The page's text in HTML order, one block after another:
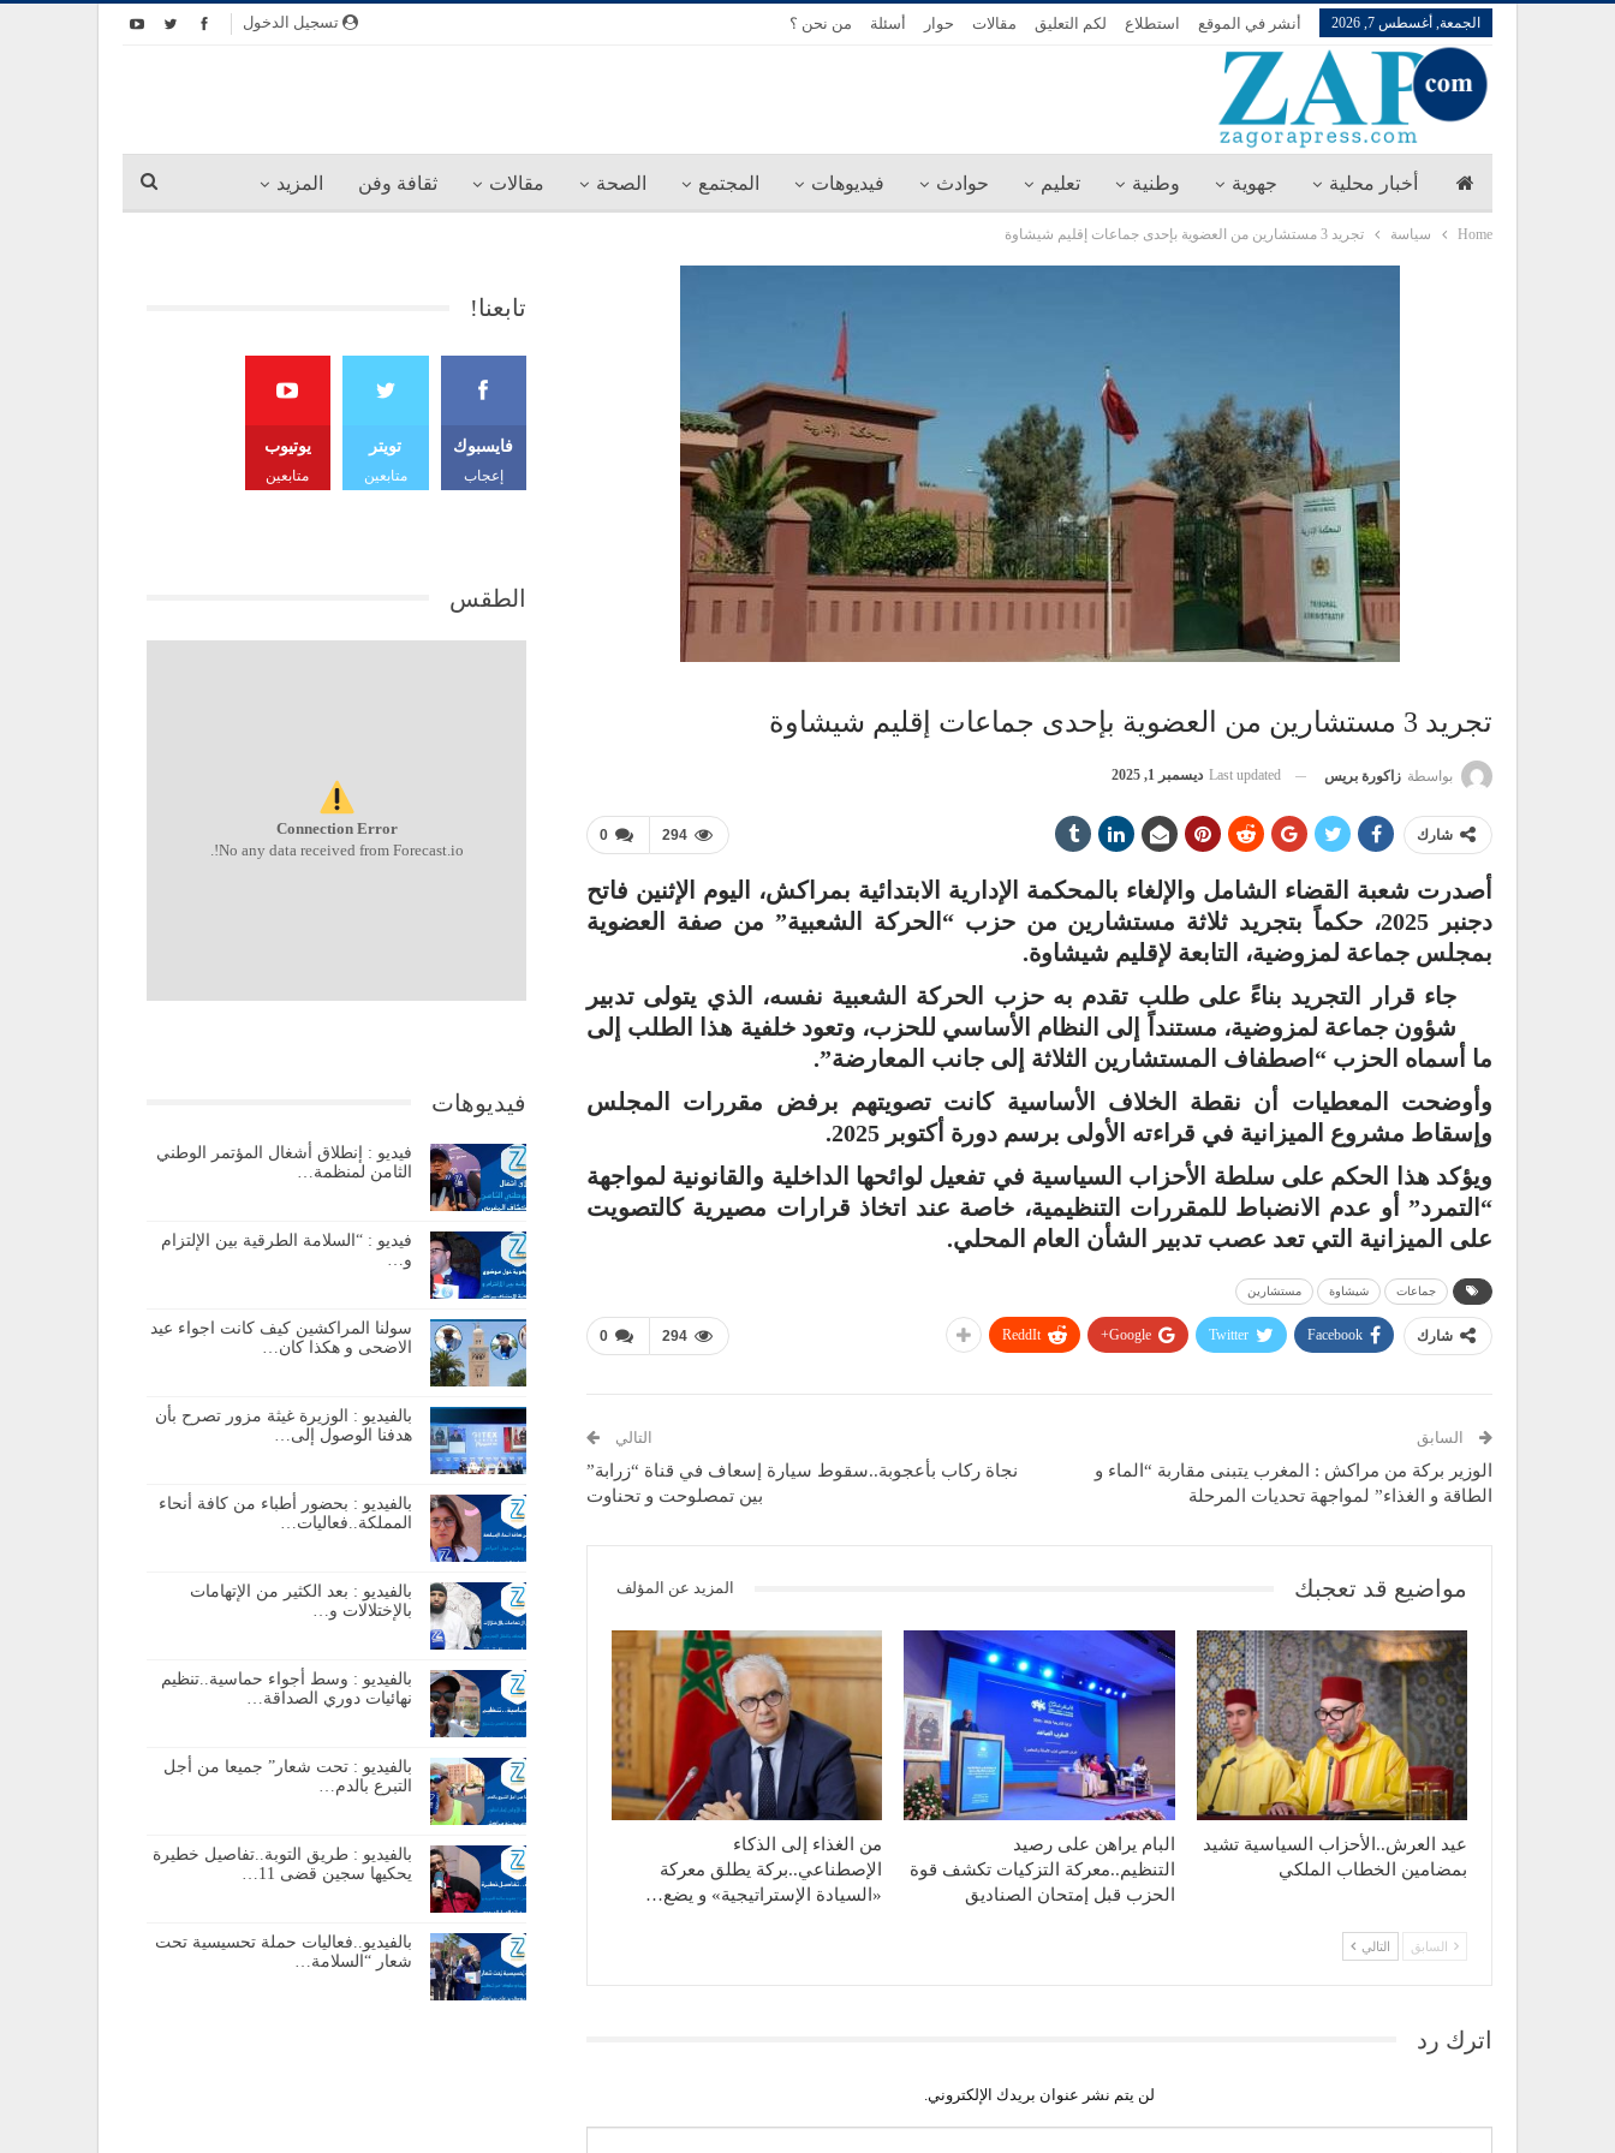
تسجيل الدخول الجمعة, أغسطس 7, 2026 أنشر في الموقع استطلاع لكم التعليق مقالات حوار أسئلة من نحن ؟
أخبار محلية جهوية وطنية تعليم حوادث فيديوهات المجتمع الصحة مقالات ثقافة وفن المزيد
Home سياسة تجريد 3 مستشارين من العضوية بإحدى جماعات إقليم شيشاوة
تجريد 3 مستشارين من العضوية بإحدى جماعات إقليم شيشاوة
بواسطة زاكورة بريس Last updated ديسمبر 1, 2025
0 294 شارك
أصدرت شعبة القضاء الشامل والإلغاء بالمحكمة الإدارية الابتدائية بمراكش، اليوم الإثنين فاتح
دجنبر 2025، حكماً بتجريد ثلاثة مستشارين من حزب “الحركة الشعبية” من صفة العضوية
بمجلس جماعة لمزوضية، التابعة لإقليم شيشاوة.
جاء قرار التجريد بناءً على طلب تقدم به حزب الحركة الشعبية نفسه، الذي يتولى تدبير
شؤون جماعة لمزوضية، مستنداً إلى النظام الأساسي للحزب، وتعود خلفية هذا الطلب إلى
ما أسماه الحزب “اصطفاف المستشارين الثلاثة إلى جانب المعارضة”.
وأوضحت المعطيات أن نقطة الخلاف الأساسية كانت تصويتهم برفض مقررات المجلس
وإسقاط مشروع الميزانية في قراءته الأولى برسم دورة أكتوبر 2025.
ويؤكد هذا الحكم على سلطة الأحزاب السياسية في تفعيل لوائحها الداخلية والقانونية لمواجهة
“التمرد” أو عدم الانضباط للمقررات التنظيمية، خاصة عند اتخاذ قرارات مصيرية كالتصويت
على الميزانية التي تعد عصب تدبير الشأن العام المحلي.
جماعات شيشاوة مستشارين
0 294 شارك Facebook
Twitter
Google+
ReddIt
السابق
الوزير بركة من مراكش : المغرب يتبنى مقاربة “الماء و
الطاقة و الغذاء” لمواجهة تحديات المرحلة
التالي
نجاة ركاب بأعجوبة..سقوط سيارة إسعاف في قناة “زرابة”
بين تمصلوحت و تحناوت
مواضيع قد تعجبك المزيد عن المؤلف
عيد العرش..الأحزاب السياسية تشيد
بمضامين الخطاب الملكي
البام يراهن على رصيد
التنظيم..معركة التزكيات تكشف قوة
الحزب قبل إمتحان الصناديق
من الغذاء إلى الذكاء
الإصطناعي..بركة يطلق معركة
«السيادة الإستراتيجية» و يضع…
السابق التالي
اترك رد
لن يتم نشر عنوان بريدك الإلكتروني.
تابعنا!
فايسبوك
إعجاب
تويتر
متابعين
يوتيوب
متابعين
الطقس
Connection Error
No any data received from Forecast.io!.
فيديوهات
فيديو : إنطلاق أشغال المؤتمر الوطني
الثامن لمنظمة…
فيديو : “السلامة الطرقية بين الإلتزام
و…
سولنا المراكشين كيف كانت اجواء عيد
الاضحى و هكذا كان…
بالفيديو : الوزيرة غيثة مزور تصرح بأن
هدفنا الوصول إلى…
بالفيديو : بحضور أطباء من كافة أنحاء
المملكة..فعاليات…
بالفيديو : بعد الكثير من الإتهامات
بالإختلالات و…
بالفيديو : وسط أجواء حماسية..تنظيم
نهائيات دوري الصداقة…
بالفيديو : تحت شعار” جميعا من أجل
التبرع بالدم…
بالفيديو : طريق التوبة..تفاصيل خطيرة
يحكيها سجين قضى 11…
بالفيديو..فعاليات حملة تحسيسية تحت
شعار “السلامة…